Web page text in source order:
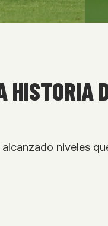
HISTORIA
niveles